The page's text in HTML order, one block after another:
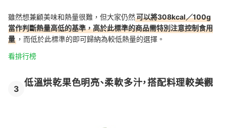
雖然想兼顧美味和熱量很難，但大家仍然可以將308kcal／100g
當作判斷熱量高低的基準，高於此標準的商品需特別注意控制食用
量 ，而低於此標準的即可歸納為較低熱量的選擇。
看排行榜
3
低溫烘乾果色明亮、柔軟多汁，搭配料理較美觀